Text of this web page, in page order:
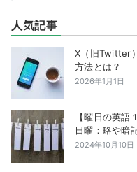
人気記事
X（旧Twitter
方法とは？
2026年1月1日
【曜日の英
日曜：略や暗
2024年10月10日